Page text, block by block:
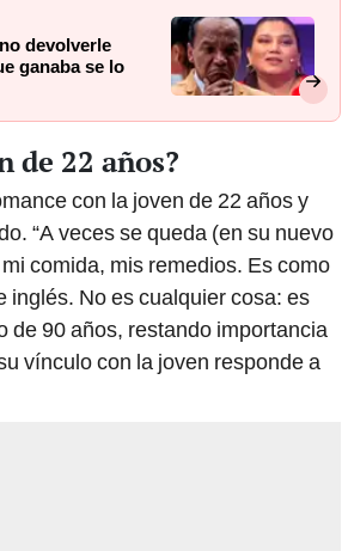
devolverle
ganaba se lo
de 22 años?
con la joven de 22 años y
“A veces se queda (en su nuevo
comida, mis remedios. Es como
inglés. No es cualquier cosa: es
de 90 años, restando importancia
vínculo con la joven responde a